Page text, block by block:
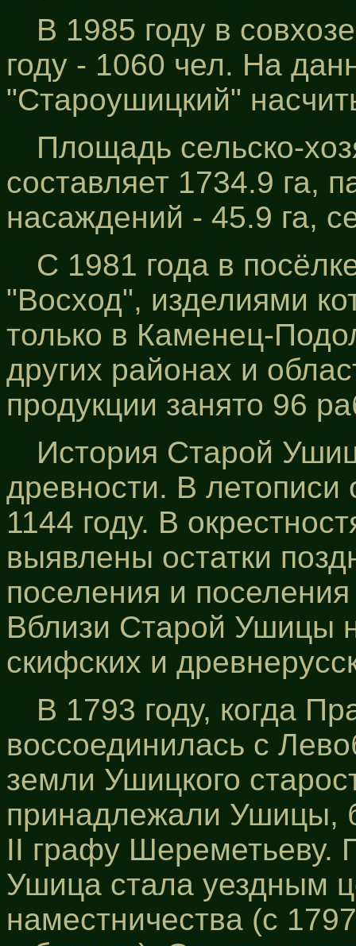
В 1985 году в
году - 1060 чел. На
"Староушицкий"
Площадь сельско-
составляет 1734.9 га,
насаждений - 45.9 га,
С 1981 года в
"Восход", изделиями
только в Каменец-
других районах и
продукции занято 96
История Старой
древности. В летописи
1144 году. В
выявлены остатки
поселения и
Вблизи Старой Ушицы
скифских и
В 1793 году, когда
воссоединилась с
земли Ушицкого
принадлежали Ушицы,
ІІ графу Шереметьеву.
Ушица стала уездным
наместничества (с